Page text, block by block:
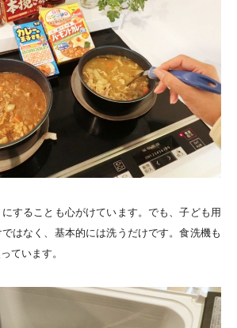
することも心がけています。でも、子ども用
はなく、基本的には洗うだけです。食洗機も
ています。